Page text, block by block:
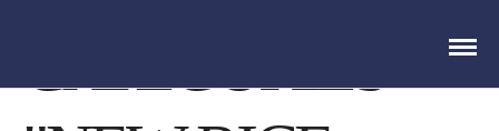
CATEGORIES